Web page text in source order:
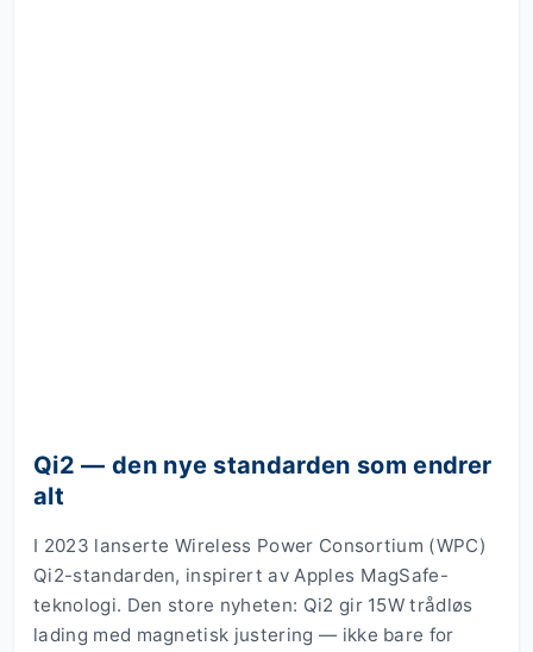
Qi2 — den nye standarden som endrer
alt
I 2023 lanserte Wireless Power Consortium (WPC)
Qi2-standarden, inspirert av Apples MagSafe-
teknologi. Den store nyheten: Qi2 gir 15W trådløs
lading med magnetisk justering — ikke bare for